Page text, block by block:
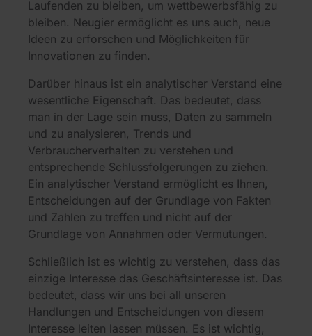
Laufenden zu bleiben, um wettbewerbsfähig zu
bleiben. Neugier ermöglicht es uns auch, neue
Ideen zu erforschen und Möglichkeiten für
Innovationen zu finden.
Darüber hinaus ist ein analytischer Verstand eine
wesentliche Eigenschaft. Das bedeutet, dass
man in der Lage sein muss, Daten zu sammeln
und zu analysieren, Trends und
Verbraucherverhalten zu verstehen und
entsprechende Schlussfolgerungen zu ziehen.
Ein analytischer Verstand ermöglicht es Ihnen,
Entscheidungen auf der Grundlage von Fakten
und Zahlen zu treffen und nicht auf der
Grundlage von Annahmen oder Vermutungen.
Schließlich ist es wichtig zu verstehen, dass das
einzige Interesse das Geschäftsinteresse ist. Das
bedeutet, dass wir uns bei all unseren
Handlungen und Entscheidungen von diesem
Interesse leiten lassen müssen. Es ist wichtig,